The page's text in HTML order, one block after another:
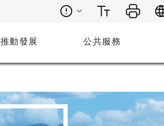
推動發展 公共服務